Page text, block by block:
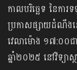
កាលបរិច្ឆេទ នៃកា
ប្រកាស​ផ្សាយ​ដំណឹងន
វេលាម៉ោង ១៧:០០
ឆ្នាំ២០២៥ នៅវិទ្យាស្